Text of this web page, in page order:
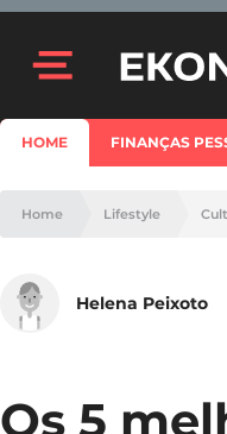
HOME FINANÇAS
Home Lifestyle
Helena Peixoto
Os 5